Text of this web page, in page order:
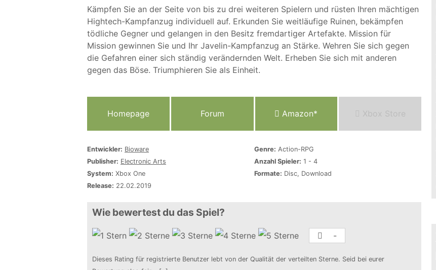
Kämpfen Sie an der Seite von bis zu drei weiteren Spielern und rüsten Ihren mächtigen
Hightech-Kampfanzug individuell auf. Erkunden Sie weitläufige Ruinen, bekämpfen
tödliche Gegner und gelangen in den Besitz fremdartiger Artefakte. Mission für
Mission gewinnen Sie und Ihr Javelin-Kampfanzug an Stärke. Wehren Sie sich gegen
die Gefahren einer sich ständig verändernden Welt. Erheben Sie sich mit anderen
gegen das Böse. Triumphieren Sie als Einheit.
Homepage Forum Amazon* Xbox Store
Entwickler: Bioware
Publisher: Electronic Arts
System: Xbox One
Genre: Action-RPG
Anzahl Spieler: 1 - 4
Formate: Disc, Download
Release: 22.02.2019
Wie bewertest du das Spiel?
-
Dieses Rating für registrierte Benutzer lebt von der Qualität der verteilten Sterne. Seid bei eurer